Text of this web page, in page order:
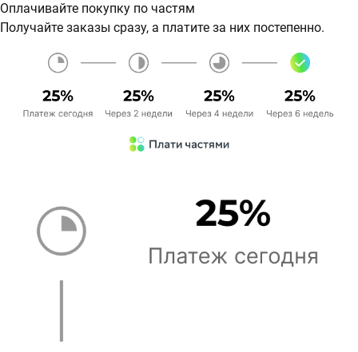
Оплачивайте покупку по частям
Получайте заказы сразу, а платите за них постепенно.